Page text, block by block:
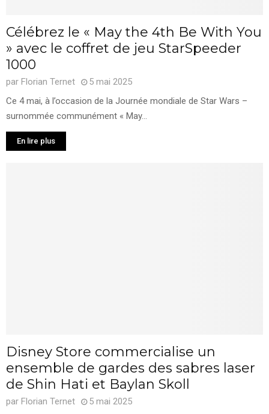
Célébrez le « May the 4th Be With You
» avec le coffret de jeu StarSpeeder
1000
par Florian Ternet
5 mai 2025
Ce 4 mai, à l’occasion de la Journée mondiale de Star Wars –
surnommée communément « May...
En lire plus
Disney Store commercialise un
ensemble de gardes des sabres laser
de Shin Hati et Baylan Skoll
par Florian Ternet
5 mai 2025